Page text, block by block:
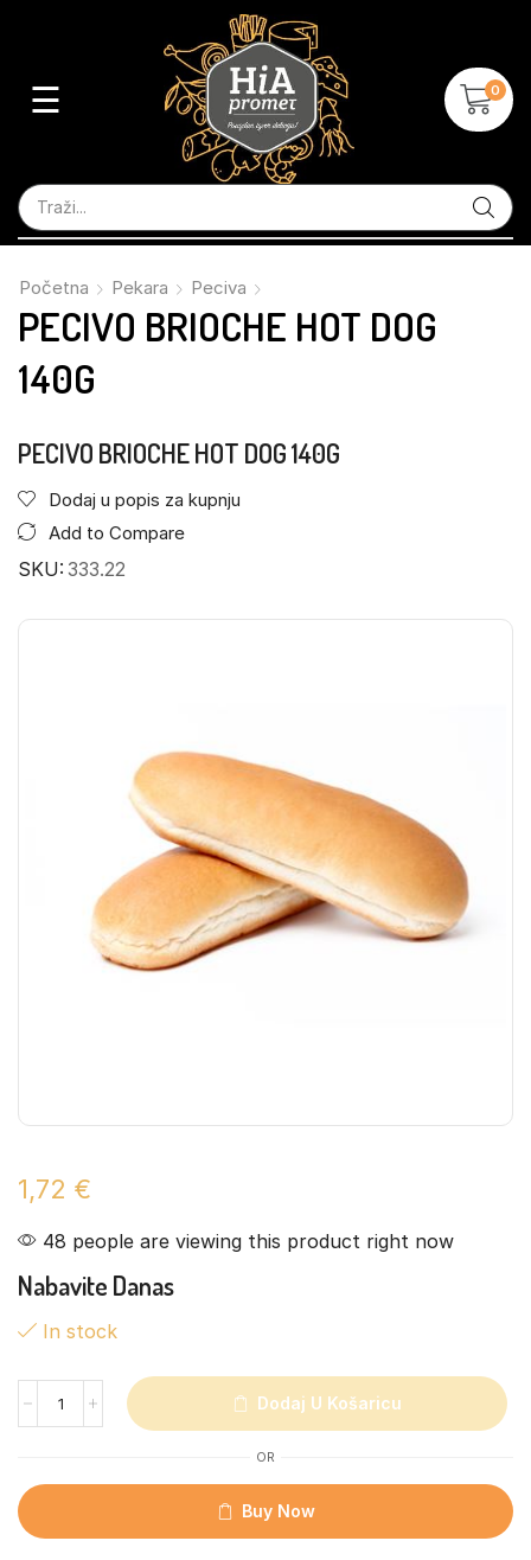
☰ 0
Početna Pekara Peciva
PECIVO BRIOCHE HOT DOG
140G
PECIVO BRIOCHE HOT DOG 140G
Dodaj u popis za kupnju
Add to Compare
SKU: 333.22
1,72 €
48 people are viewing this product right now
Nabavite Danas
In stock
Dodaj U Košaricu
OR
Buy Now